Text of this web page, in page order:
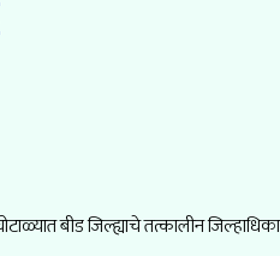
बीड जिल्ह्याचे तत्कालीन